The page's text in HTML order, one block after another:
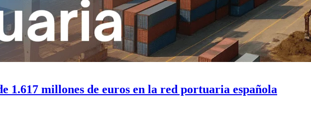
1.617 millones de euros en la red portuaria española